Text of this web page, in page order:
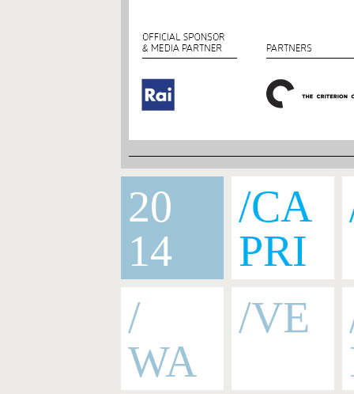
20
14
/CA
PRI
/
WA
/VE